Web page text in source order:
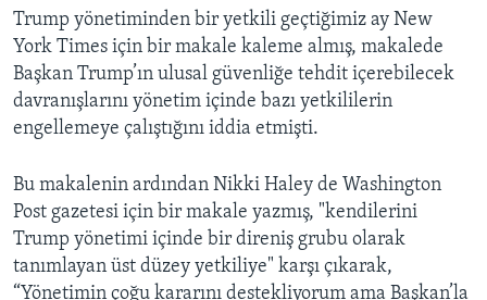
Trump yönetiminden bir yetkili geçtiğimiz ay New
York Times için bir makale kaleme almış, makalede
Başkan Trump’ın ulusal güvenliğe tehdit içerebilecek
davranışlarını yönetim içinde bazı yetkililerin
engellemeye çalıştığını iddia etmişti.
Bu makalenin ardından Nikki Haley de Washington
Post gazetesi için bir makale yazmış, "kendilerini
Trump yönetimi içinde bir direniş grubu olarak
tanımlayan üst düzey yetkiliye" karşı çıkarak,
“Yönetimin çoğu kararını destekliyorum ama Başkan’la